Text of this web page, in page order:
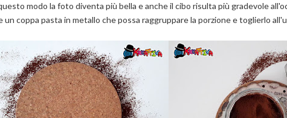
modo la foto diventa più bella e anche il cibo risulta più gradevole
un coppa pasta in metallo che possa raggruppare la porzione e toglierlo